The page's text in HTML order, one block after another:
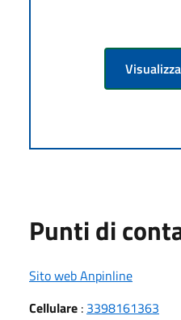
Punti di
Sito web Anpinline
Cellulare : 3398161363